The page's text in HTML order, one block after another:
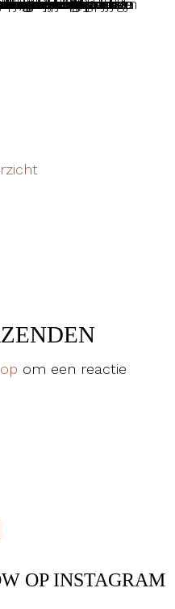
om een reactie
OP INSTAGRAM